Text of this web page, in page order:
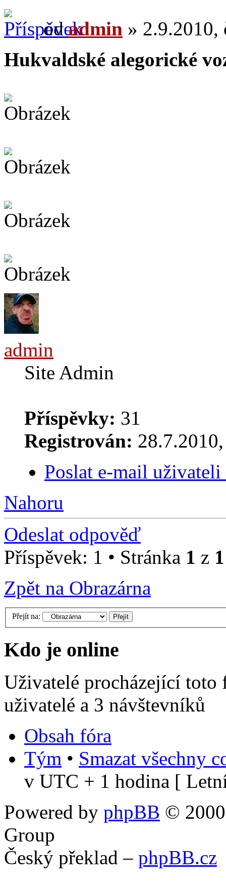
odadmin » 2.9.2010,
Hukvaldské alegorické
admin
Site Admin
Příspěvky: 31
Registrován:
Poslat e-mail
Nahoru
Odeslat odpověď
Příspěvek: 1 • Stránka 1 z 1
Zpět na Obrazárna
Přejít na:
Kdo je online
Uživatelé procházející
uživatelé a 3 návštevníků
Obsah fóra
Tým • Smazat všechny
v UTC + 1 hodina [
Powered by phpBB ©
Group
Český překlad – phpBB.cz